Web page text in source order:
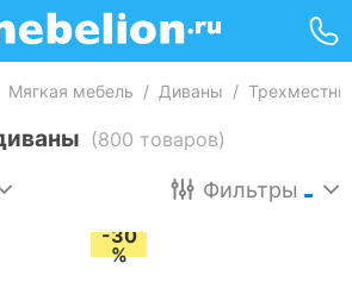
Мягкая мебель / Диваны /
(800 товаров)
Фильтры
-30
%